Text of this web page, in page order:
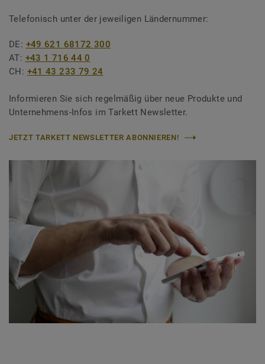
Telefonisch unter der jeweiligen Ländernummer:
DE: +49 621 68172 300
AT: +43 1 716 44 0
CH: +41 43 233 79 24
Informieren Sie sich regelmäßig über neue Produkte und
Unternehmens-Infos im Tarkett Newsletter.
JETZT TARKETT NEWSLETTER ABONNIEREN!